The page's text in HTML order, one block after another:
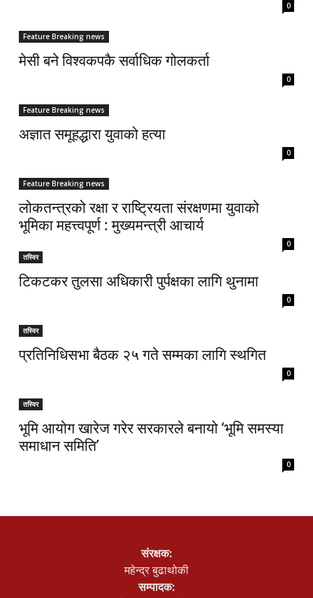
0
Feature Breaking news
मेसी बने विश्वकपकै सर्वाधिक गोलकर्ता
0
Feature Breaking news
अज्ञात समूहद्धारा युवाको हत्या
0
Feature Breaking news
लोकतन्त्रको रक्षा र राष्ट्रियता संरक्षणमा युवाको
भूमिका महत्त्वपूर्ण : मुख्यमन्त्री आचार्य
0
तस्विर
टिकटकर तुलसा अधिकारी पुर्पक्षका लागि थुनामा
0
तस्विर
प्रतिनिधिसभा बैठक २५ गते सम्मका लागि स्थगित
0
तस्विर
भूमि आयोग खारेज गरेर सरकारले बनायो ‘भूमि समस्या
समाधान समिति’
0
संरक्षक:
महेन्द्र बुढाथोकी
सम्पादक: